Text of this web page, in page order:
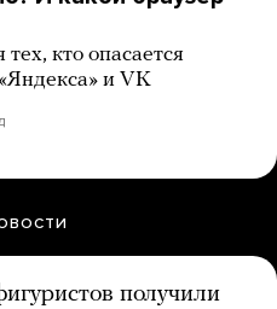
кто опасается
и VK
получили